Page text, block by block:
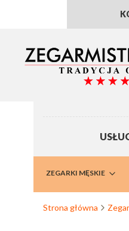
ZEGARKI MĘSKIE
Strona główna